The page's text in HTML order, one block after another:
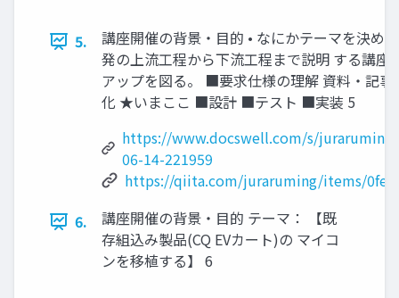
5.
講座開催の背景・目的 • なにかテーマを決め
発の上流工程から下流工程まで説明 する講座
アップを図る。 ■要求仕様の理解 資料・記
化 ★いまここ ■設計 ■テスト ■実装 5
https://www.docswell.com/s/juraruming/
06-14-221959
https://qiita.com/juraruming/items/
6.
講座開催の背景・目的 テーマ： 【既
存組込み製品(CQ EVカート)の マイコ
ンを移植する】 6